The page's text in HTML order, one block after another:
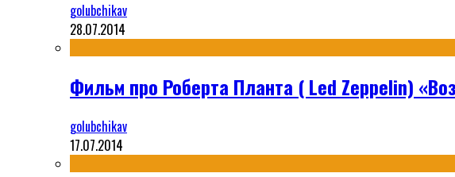
golubchikav
28.07.2014
Фильм про Роберта Планта ( Led Zeppelin)
golubchikav
17.07.2014